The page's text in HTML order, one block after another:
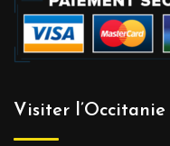
Visiter